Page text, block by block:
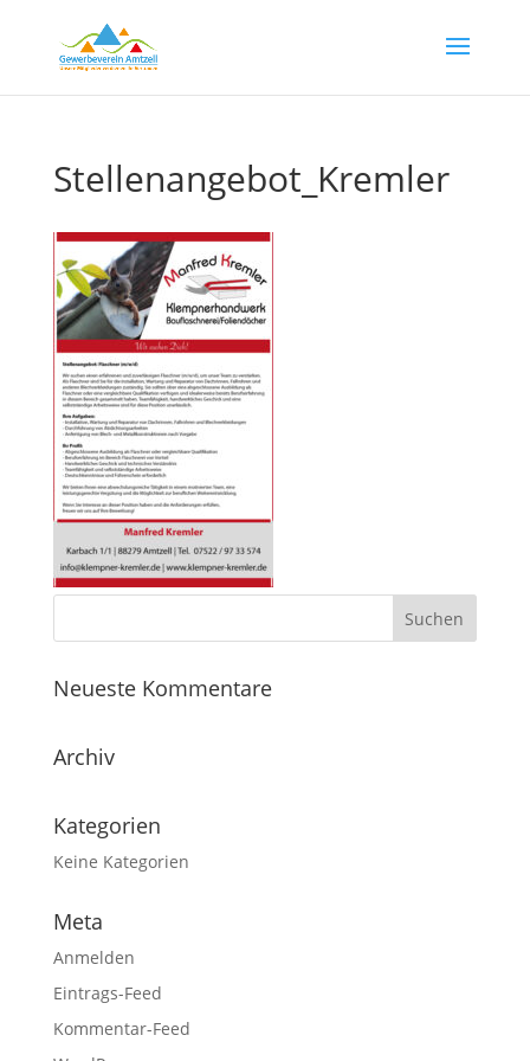
Stellenangebot_Kremler
Neueste Kommentare
Archiv
Kategorien
Keine Kategorien
Meta
Anmelden
Eintrags-Feed
Kommentar-Feed